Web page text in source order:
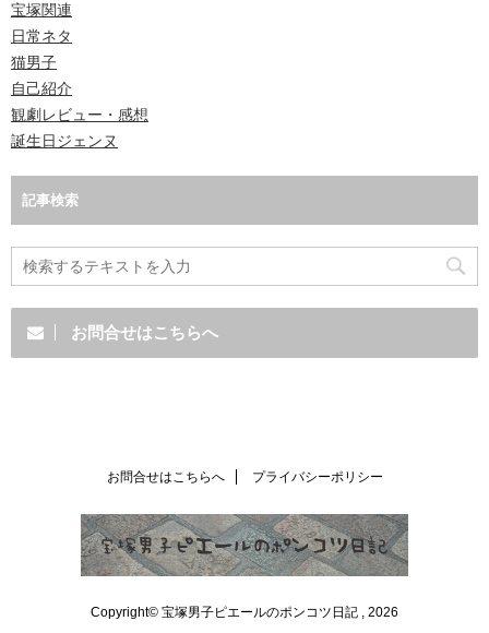
宝塚関連
日常ネタ
猫男子
自己紹介
観劇レビュー・感想
誕生日ジェンヌ
記事検索
お問合せはこちらへ
お問合せはこちらへ プライバシーポリシー
Copyright© 宝塚男子ピエールのポンコツ日記 , 2026